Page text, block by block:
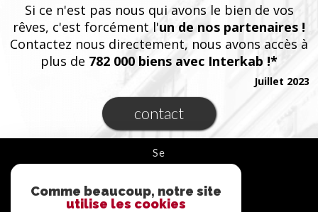
Si ce n'est pas nous qui avons le bien de vos
rêves, c'est forcément l'un de nos partenaires !
Contactez nous directement, nous avons accès à
plus de 782 000 biens avec Interkab !*
contact
Juillet 2023
se
connecter
ESPACE PROPRIÉTAIRE
Comme beaucoup, notre site
utilise les cookies